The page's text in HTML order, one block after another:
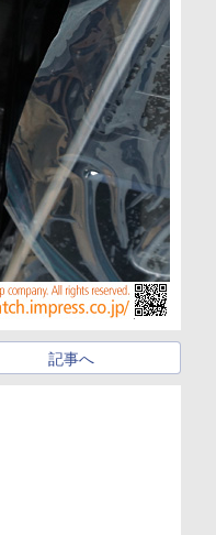
記事へ